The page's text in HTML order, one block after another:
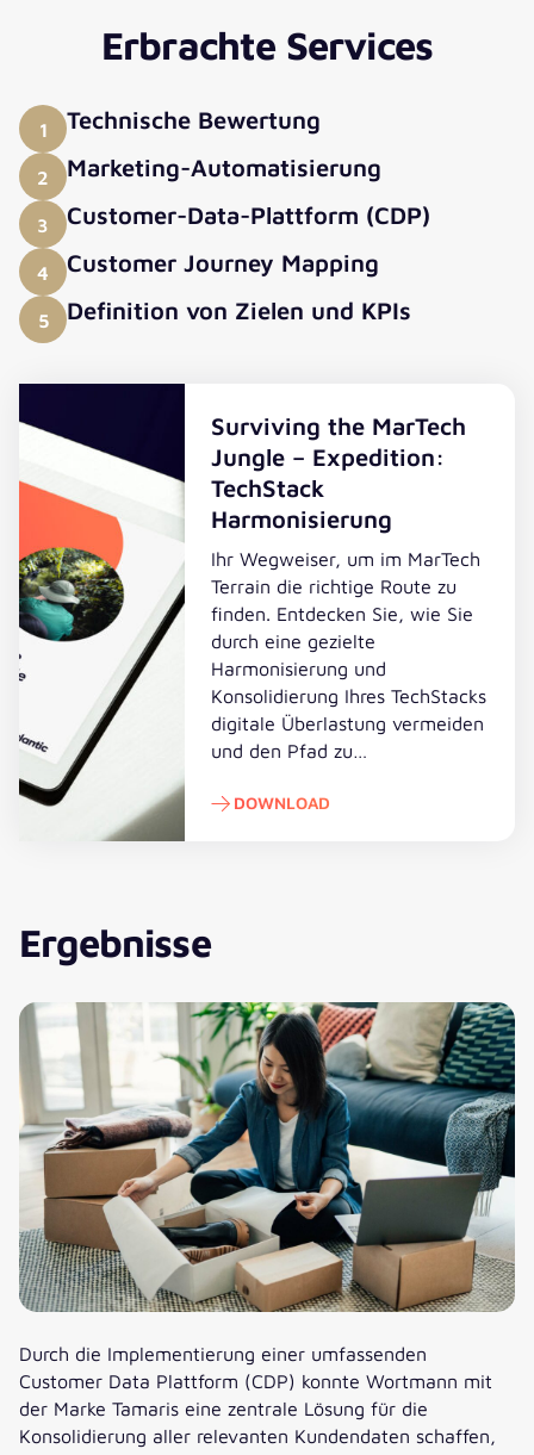
Erbrachte Services
1 Technische Bewertung
2 Marketing-Automatisierung
3 Customer-Data-Plattform (CDP)
4 Customer Journey Mapping
5 Definition von Zielen und KPIs
Surviving the MarTech
Jungle – Expedition:
TechStack
Harmonisierung
Ihr Wegweiser, um im MarTech
Terrain die richtige Route zu
finden. Entdecken Sie, wie Sie
durch eine gezielte
Harmonisierung und
Konsolidierung Ihres TechStacks
digitale Überlastung vermeiden
und den Pfad zu…
DOWNLOAD
Ergebnisse
Durch die Implementierung einer umfassenden
Customer Data Plattform (CDP) konnte Wortmann mit
der Marke Tamaris eine zentrale Lösung für die
Konsolidierung aller relevanten Kundendaten schaffen,